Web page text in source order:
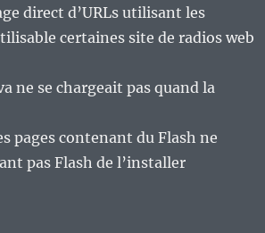
direct d’URLs utilisant les
certaines site de radios web
ne se chargeait pas quand la
pages contenant du Flash ne
pas Flash de l’installer